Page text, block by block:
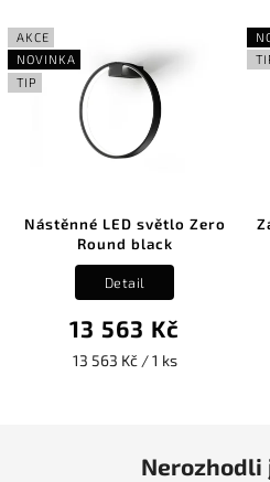
AKCE
NOVINKA
TIP
Nástěnné LED světlo Zero
Round black
13 563 Kč
13 563 Kč / 1 ks
Detail
Nerozhodli